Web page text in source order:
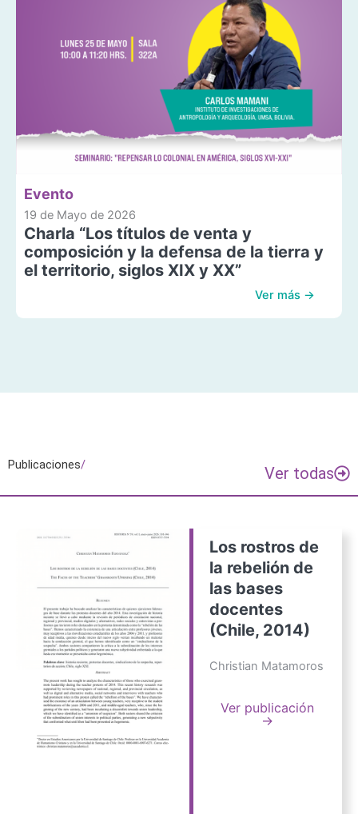
Evento
19 de Mayo de 2026
Charla “Los títulos de venta y
composición y la defensa de la tierra y
el territorio, siglos XIX y XX”
Ver más →
Publicaciones/ Ver todas
Los rostros de
la rebelión de
las bases
docentes
(Chile, 2014)
Christian Matamoros
Ver publicación
→